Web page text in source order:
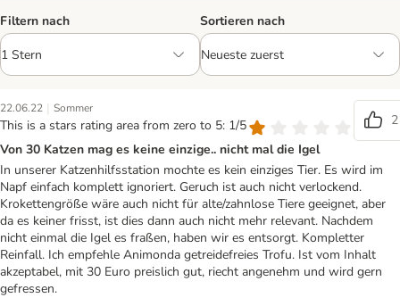
Filtern nach Sortieren nach
22.06.22 | Sommer
This is a stars rating area from zero to 5: 1/5
2
Von 30 Katzen mag es keine einzige.. nicht mal die Igel
In unserer Katzenhilfsstation mochte es kein einziges Tier. Es wird im
Napf einfach komplett ignoriert. Geruch ist auch nicht verlockend.
Krokettengröße wäre auch nicht für alte/zahnlose Tiere geeignet, aber
da es keiner frisst, ist dies dann auch nicht mehr relevant. Nachdem
nicht einmal die Igel es fraßen, haben wir es entsorgt. Kompletter
Reinfall. Ich empfehle Animonda getreidefreies Trofu. Ist vom Inhalt
akzeptabel, mit 30 Euro preislich gut, riecht angenehm und wird gern
gefressen.